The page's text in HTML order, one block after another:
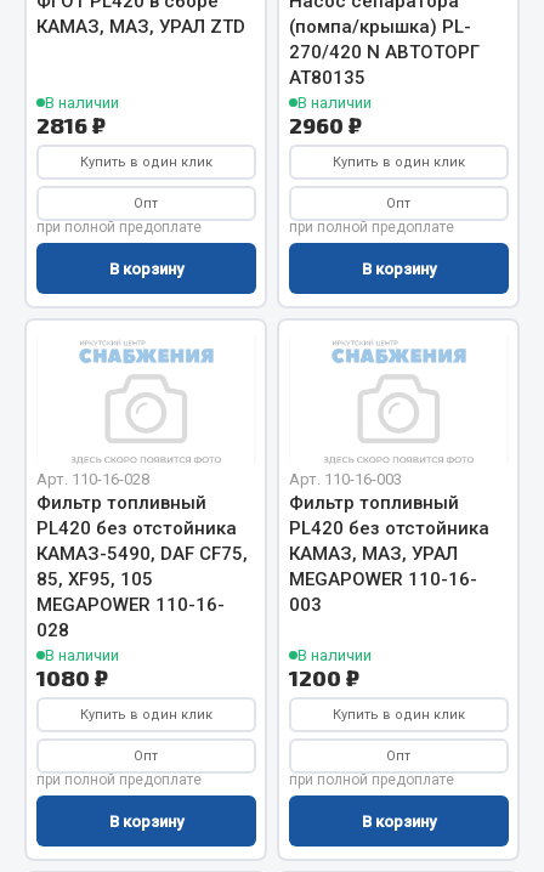
Автомобильная электрика
Автолампы
Блоки реле и предохранителей
Вилки нагрузочные
Выключатели и переключатели клавишные
Выключатель массы
Изолента
Показать ещё
Весь раздел
Запчасти на полуприцепы
Амортизаторы для полуприцепов
Весь раздел
Запчасти КамАЗ
Двигатель
Система питания
КАМАЗ, МАЗ, УРАЛ ZTD
В наличии
2816 ₽
Купить в один клик
Опт
при полной предоплате
В корзину
(помпа/крышка) PL-
270/420 N АВТОТОРГ
АТ80135
В наличии
2960 ₽
Купить в один клик
Опт
при полной предоплате
В корзину
Арт. 110-16-028
Фильтр топливный
PL420 без отстойника
КАМАЗ-5490, DAF CF75,
85, XF95, 105
MEGAPOWER 110-16-
028
В наличии
1080 ₽
Купить в один клик
Опт
при полной предоплате
В корзину
Арт. 110-16-003
Фильтр топливный
PL420 без отстойника
КАМАЗ, МАЗ, УРАЛ
MEGAPOWER 110-16-
003
В наличии
1200 ₽
Купить в один клик
Опт
при полной предоплате
В корзину